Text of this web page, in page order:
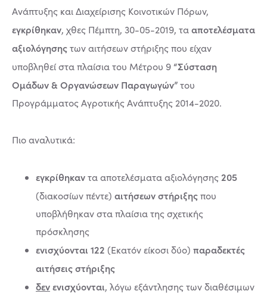
Ανάπτυξης και Διαχείρισης Κοινοτικών Πόρων,
εγκρίθηκαν, χθες Πέμπτη, 30-05-2019, τααποτελέσματα
αξιολόγησηςτων αιτήσεων στήριξης που είχαν
υποβληθεί στα πλαίσια του Μέτρου 9 “Σύσταση
Ομάδων & Οργανώσεων Παραγωγών”του
Προγράμματος Αγροτικής Ανάπτυξης 2014-2020.
Πιο αναλυτικά:
εγκρίθηκαντα αποτελέσματα αξιολόγησης205
(διακοσίων πέντε) αιτήσεων στήριξηςπου
υποβλήθηκαν στα πλαίσια της σχετικής
πρόσκλησης
ενισχύονται 122 (Εκατόν είκοσι δύο) παραδεκτές
αιτήσεις στήριξης
δενενισχύονται, λόγω εξάντλησης των διαθέσιμων